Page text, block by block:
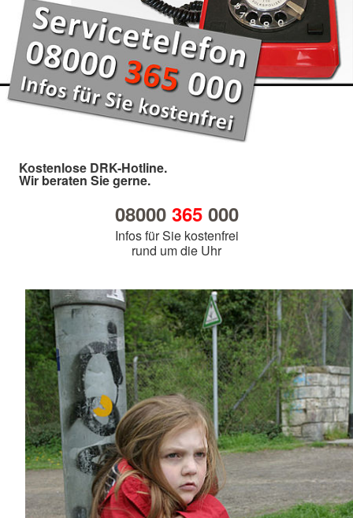
Kostenlose DRK-Hotline.
Wir beraten Sie gerne.
08000 365000
Infos für Sie kostenfrei
rund um die Uhr